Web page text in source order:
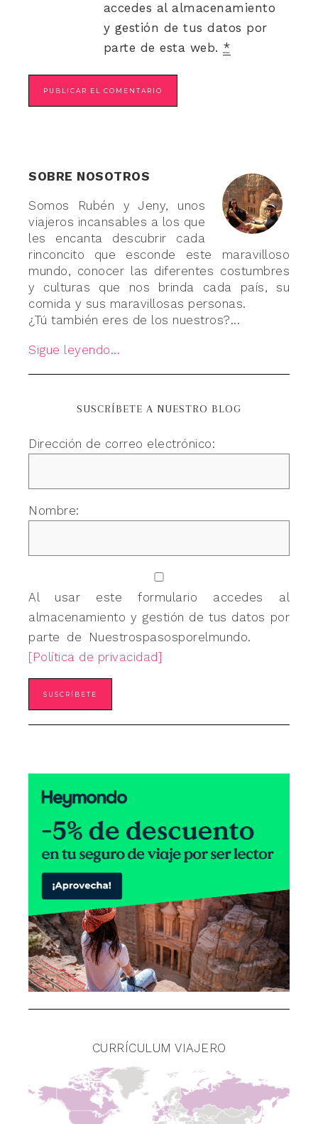
accedes al almacenamiento
y gestión de tus datos por
parte de esta web. *
SOBRE NOSOTROS
Somos Rubén y Jeny, unos
viajeros incansables a los que
les encanta descubrir cada
rinconcito que esconde este maravilloso
mundo, conocer las diferentes costumbres
y culturas que nos brinda cada país, su
comida y sus maravillosas personas.
¿Tú también eres de los nuestros?...
Sigue leyendo...
SUSCRÍBETE A NUESTRO BLOG
Dirección de correo electrónico:
Nombre:
Al usar este formulario accedes al
almacenamiento y gestión de tus datos por
parte de Nuestrospasosporelmundo.
[Política de privacidad]
CURRÍCULUM VIAJERO